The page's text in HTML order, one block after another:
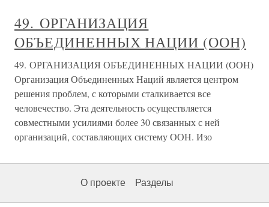
49. ОРГАНИЗАЦИЯ
ОБЪЕДИНЕННЫХ НАЦИИ (ООН)
49. ОРГАНИЗАЦИЯ ОБЪЕДИНЕННЫХ НАЦИИ (ООН)
Организация Объединенных Наций является центром
решения проблем, с которыми сталкивается все
человечество. Эта деятельность осуществляется
совместными усилиями более 30 связанных с ней
организаций, составляющих систему ООН. Изо
О проекте Разделы